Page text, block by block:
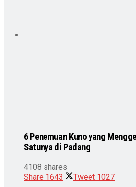
6 Penemuan Kuno yang
Satunya di Padang
4108 shares
Share 1643 Tweet 1027